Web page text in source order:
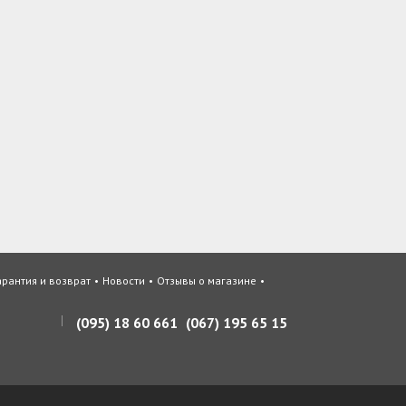
и возврат Новости
Отзывы о магазине
(095) 18 60 661 (067) 195 65 15